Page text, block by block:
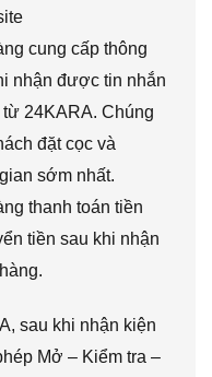
cung cấp thông
nhận được tin nhắn
24KARA. Chúng
đặt cọc và
sớm nhất.
thanh toán tiền
tiền sau khi nhận
sau khi nhận kiện
Mở – Kiểm tra –